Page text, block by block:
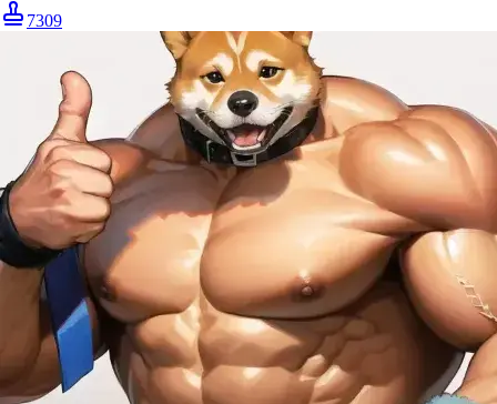
7309